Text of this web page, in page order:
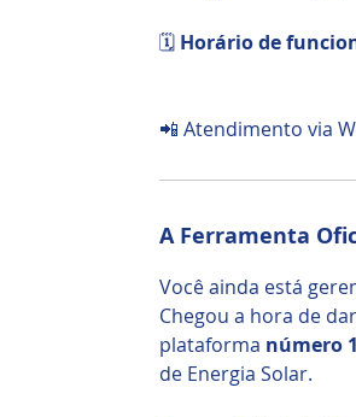
🗓️ Horário de
📲 Atendimento via
A Ferramenta
Você ainda está
Chegou a hora de
plataforma número
de Energia Solar.